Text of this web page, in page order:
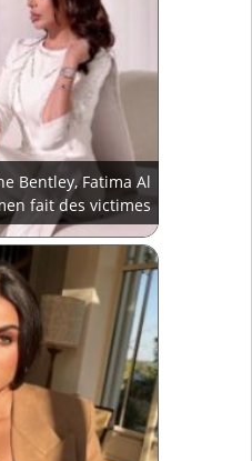
Bentley, Fatima Al
fait des victimes